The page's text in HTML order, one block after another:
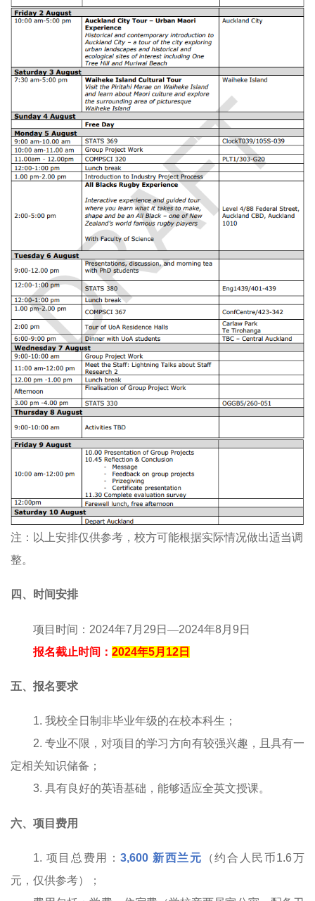
注：以上安排仅供参考，校方可能根据实际情况做出适当调
整。
四、时间安排
项目时间： 2024年7 月 29 日—2024年8月 9 日
报名截止时间： 2024年5月 12 日
五、报名要求
1. 我校全日制非毕业年级的在校本科生 ；
2.专业不限，对项目的学习方向有较强兴趣，且具有一
定相关知识储备；
3. 具有良好的英语基础，能够适应全英文授课。
六、项目费用
1. 项目总费用：3,600 新西兰元 （约合人民币1.6万
元，仅供参考）；